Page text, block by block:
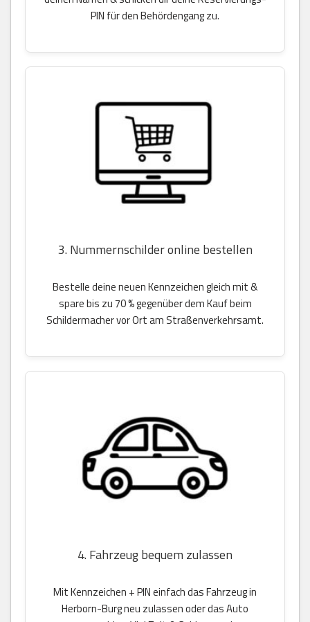
PIN für den Behördengang zu.
3. Nummernschilder online bestellen
Bestelle deine neuen Kennzeichen gleich mit &
spare bis zu 70 % gegenüber dem Kauf beim
Schildermacher vor Ort am Straßenverkehrsamt.
4. Fahrzeug bequem zulassen
Mit Kennzeichen + PIN einfach das Fahrzeug in
Herborn-Burg neu zulassen oder das Auto